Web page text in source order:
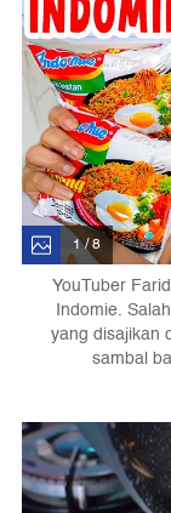
1 / 8
YouTuber
Indomie.
yang disajikan
sambal